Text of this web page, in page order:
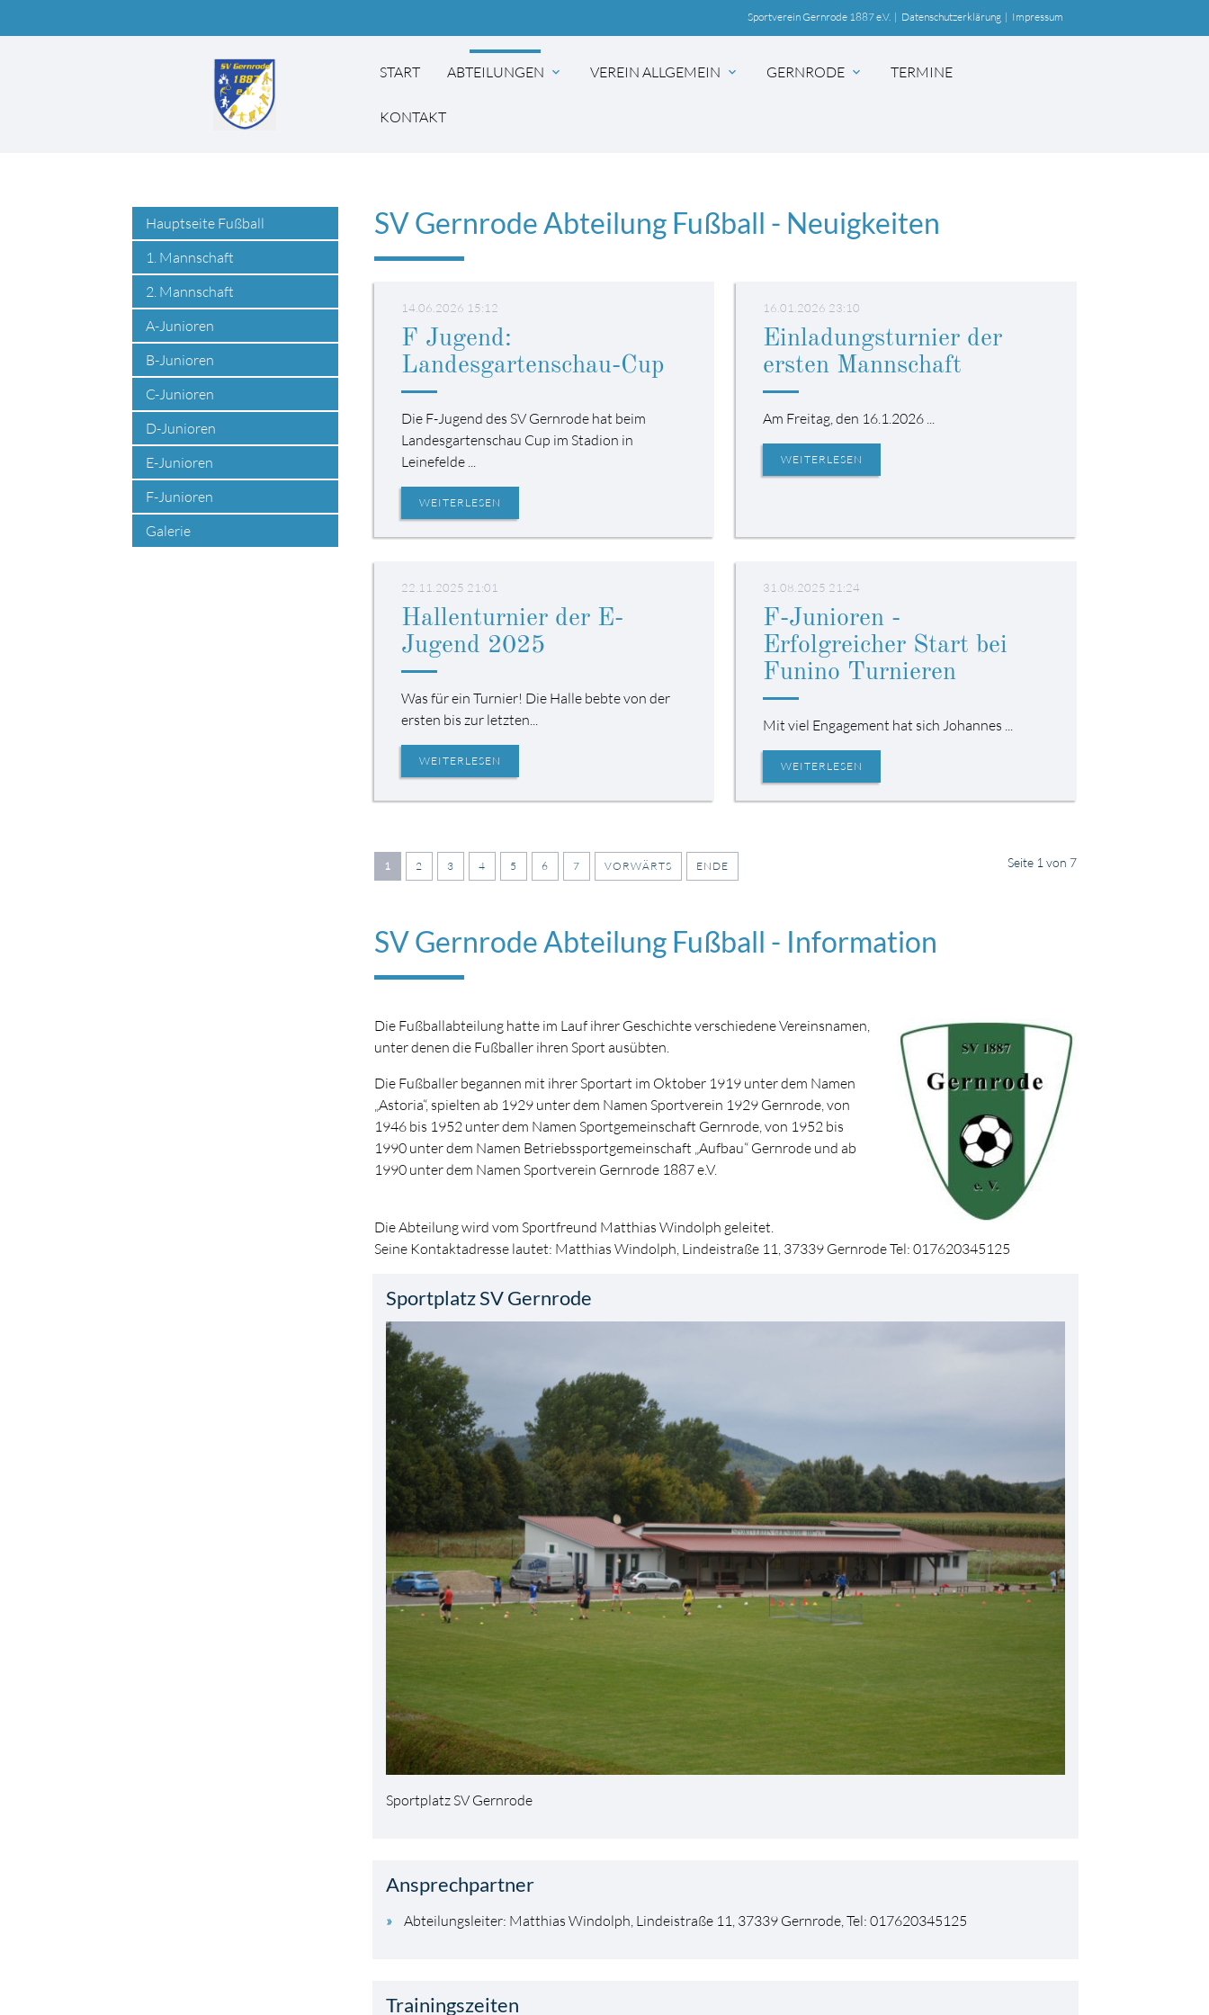
Sportverein Gernrode 1887 e.V. | Datenschutzerklärung | Impressum
START ABTEILUNGEN expand_more VEREIN ALLGEMEIN expand_more GERNRODE expand_more TERMINE
KONTAKT
SUCHEN
SV Gernrode Abteilung Fußball - Neuigkeiten
14.06.2026 15:12
F Jugend:
Landesgartenschau-Cup
Die F-Jugend des SV Gernrode hat beim
Landesgartenschau Cup im Stadion in
Leinefelde ...
WEITERLESEN
16.01.2026 23:10
Einladungsturnier der
ersten Mannschaft
Am Freitag, den 16.1.2026 ...
WEITERLESEN
22.11.2025 21:01
Hallenturnier der E-
Jugend 2025
Was für ein Turnier! Die Halle bebte von der
ersten bis zur letzten...
WEITERLESEN
31.08.2025 21:24
F-Junioren -
Erfolgreicher Start bei
Funino Turnieren
Mit viel Engagement hat sich Johannes ...
WEITERLESEN
Seite 1 von 7
1 2 3 4 5 6 7 VORWÄRTS ENDE
SV Gernrode Abteilung Fußball - Information
Die Fußballabteilung hatte im Lauf ihrer Geschichte verschiedene Vereinsnamen,
unter denen die Fußballer ihren Sport ausübten.
Die Fußballer begannen mit ihrer Sportart im Oktober 1919 unter dem Namen
„Astoria“, spielten ab 1929 unter dem Namen Sportverein 1929 Gernrode, von
1946 bis 1952 unter dem Namen Sportgemeinschaft Gernrode, von 1952 bis
1990 unter dem Namen Betriebssportgemeinschaft „Aufbau“ Gernrode und ab
1990 unter dem Namen Sportverein Gernrode 1887 e.V.
Die Abteilung wird vom Sportfreund Matthias Windolph geleitet.
Seine Kontaktadresse lautet: Matthias Windolph, Lindeistraße 11, 37339 Gernrode Tel: 017620345125
Sportplatz SV Gernrode
Sportplatz SV Gernrode
Ansprechpartner
Abteilungsleiter: Matthias Windolph, Lindeistraße 11, 37339 Gernrode, Tel: 017620345125
Trainingszeiten
Hauptseite Fußball
1. Mannschaft
2. Mannschaft
A-Junioren
B-Junioren
C-Junioren
D-Junioren
E-Junioren
F-Junioren
Galerie